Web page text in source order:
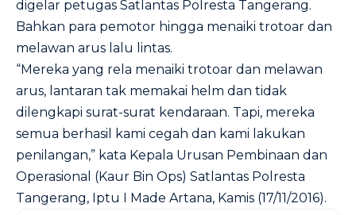
digelar petugas Satlantas Polresta Tangerang.
Bahkan para pemotor hingga menaiki trotoar dan
melawan arus lalu lintas.
“Mereka yang rela menaiki trotoar dan melawan
arus, lantaran tak memakai helm dan tidak
dilengkapi surat-surat kendaraan. Tapi, mereka
semua berhasil kami cegah dan kami lakukan
penilangan,” kata Kepala Urusan Pembinaan dan
Operasional (Kaur Bin Ops) Satlantas Polresta
Tangerang, Iptu I Made Artana, Kamis (17/11/2016).